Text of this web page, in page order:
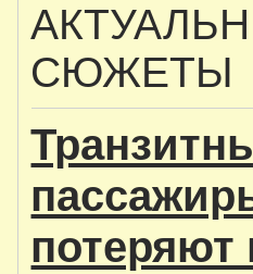
СЮЖЕТЫ
потеряют